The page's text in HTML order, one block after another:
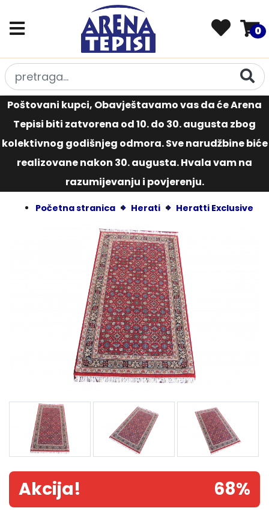
0
Poštovani kupci, Obavještavamo vas da će Arena
Tepisi biti zatvorena od 10. do 30. augusta zbog
kolektivnog godišnjeg odmora. Sve narudžbine biće
realizovane nakon 30. augusta. Hvala vam na
razumijevanju i povjerenju.
Početna stranica Herati Heratti Exclusive
Akcija! 68%